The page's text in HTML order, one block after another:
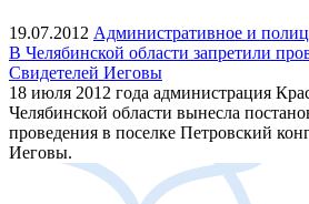
19.07.2012 Административное и
В Челябинской области запретили
Свидетелей Иеговы
18 июля 2012 года администрация
Челябинской области вынесла
проведения в поселке Петровский
Иеговы.